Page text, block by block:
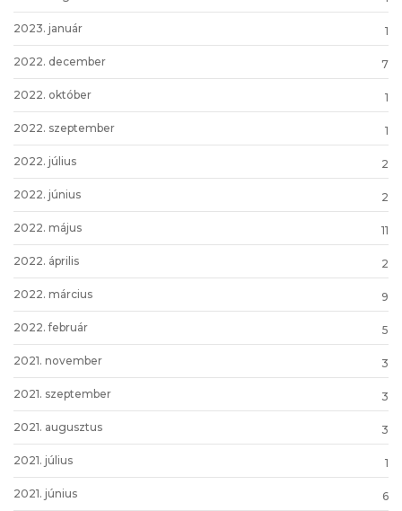
2023. január 1
2022. december 7
2022. október 1
2022. szeptember 1
2022. július 2
2022. június 2
2022. május 11
2022. április 2
2022. március 9
2022. február 5
2021. november 3
2021. szeptember 3
2021. augusztus 3
2021. július 1
2021. június 6